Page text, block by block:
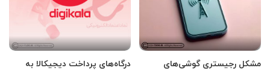
مشکل رجیستری گوشی‌های
درگاه‌های پرداخت دیجیکالا به